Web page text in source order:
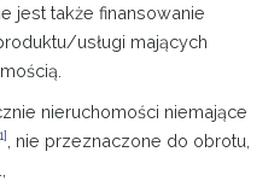
jest także finansowanie
usługi mających
nieruchomości niemające
, nie przeznaczone do obrotu,